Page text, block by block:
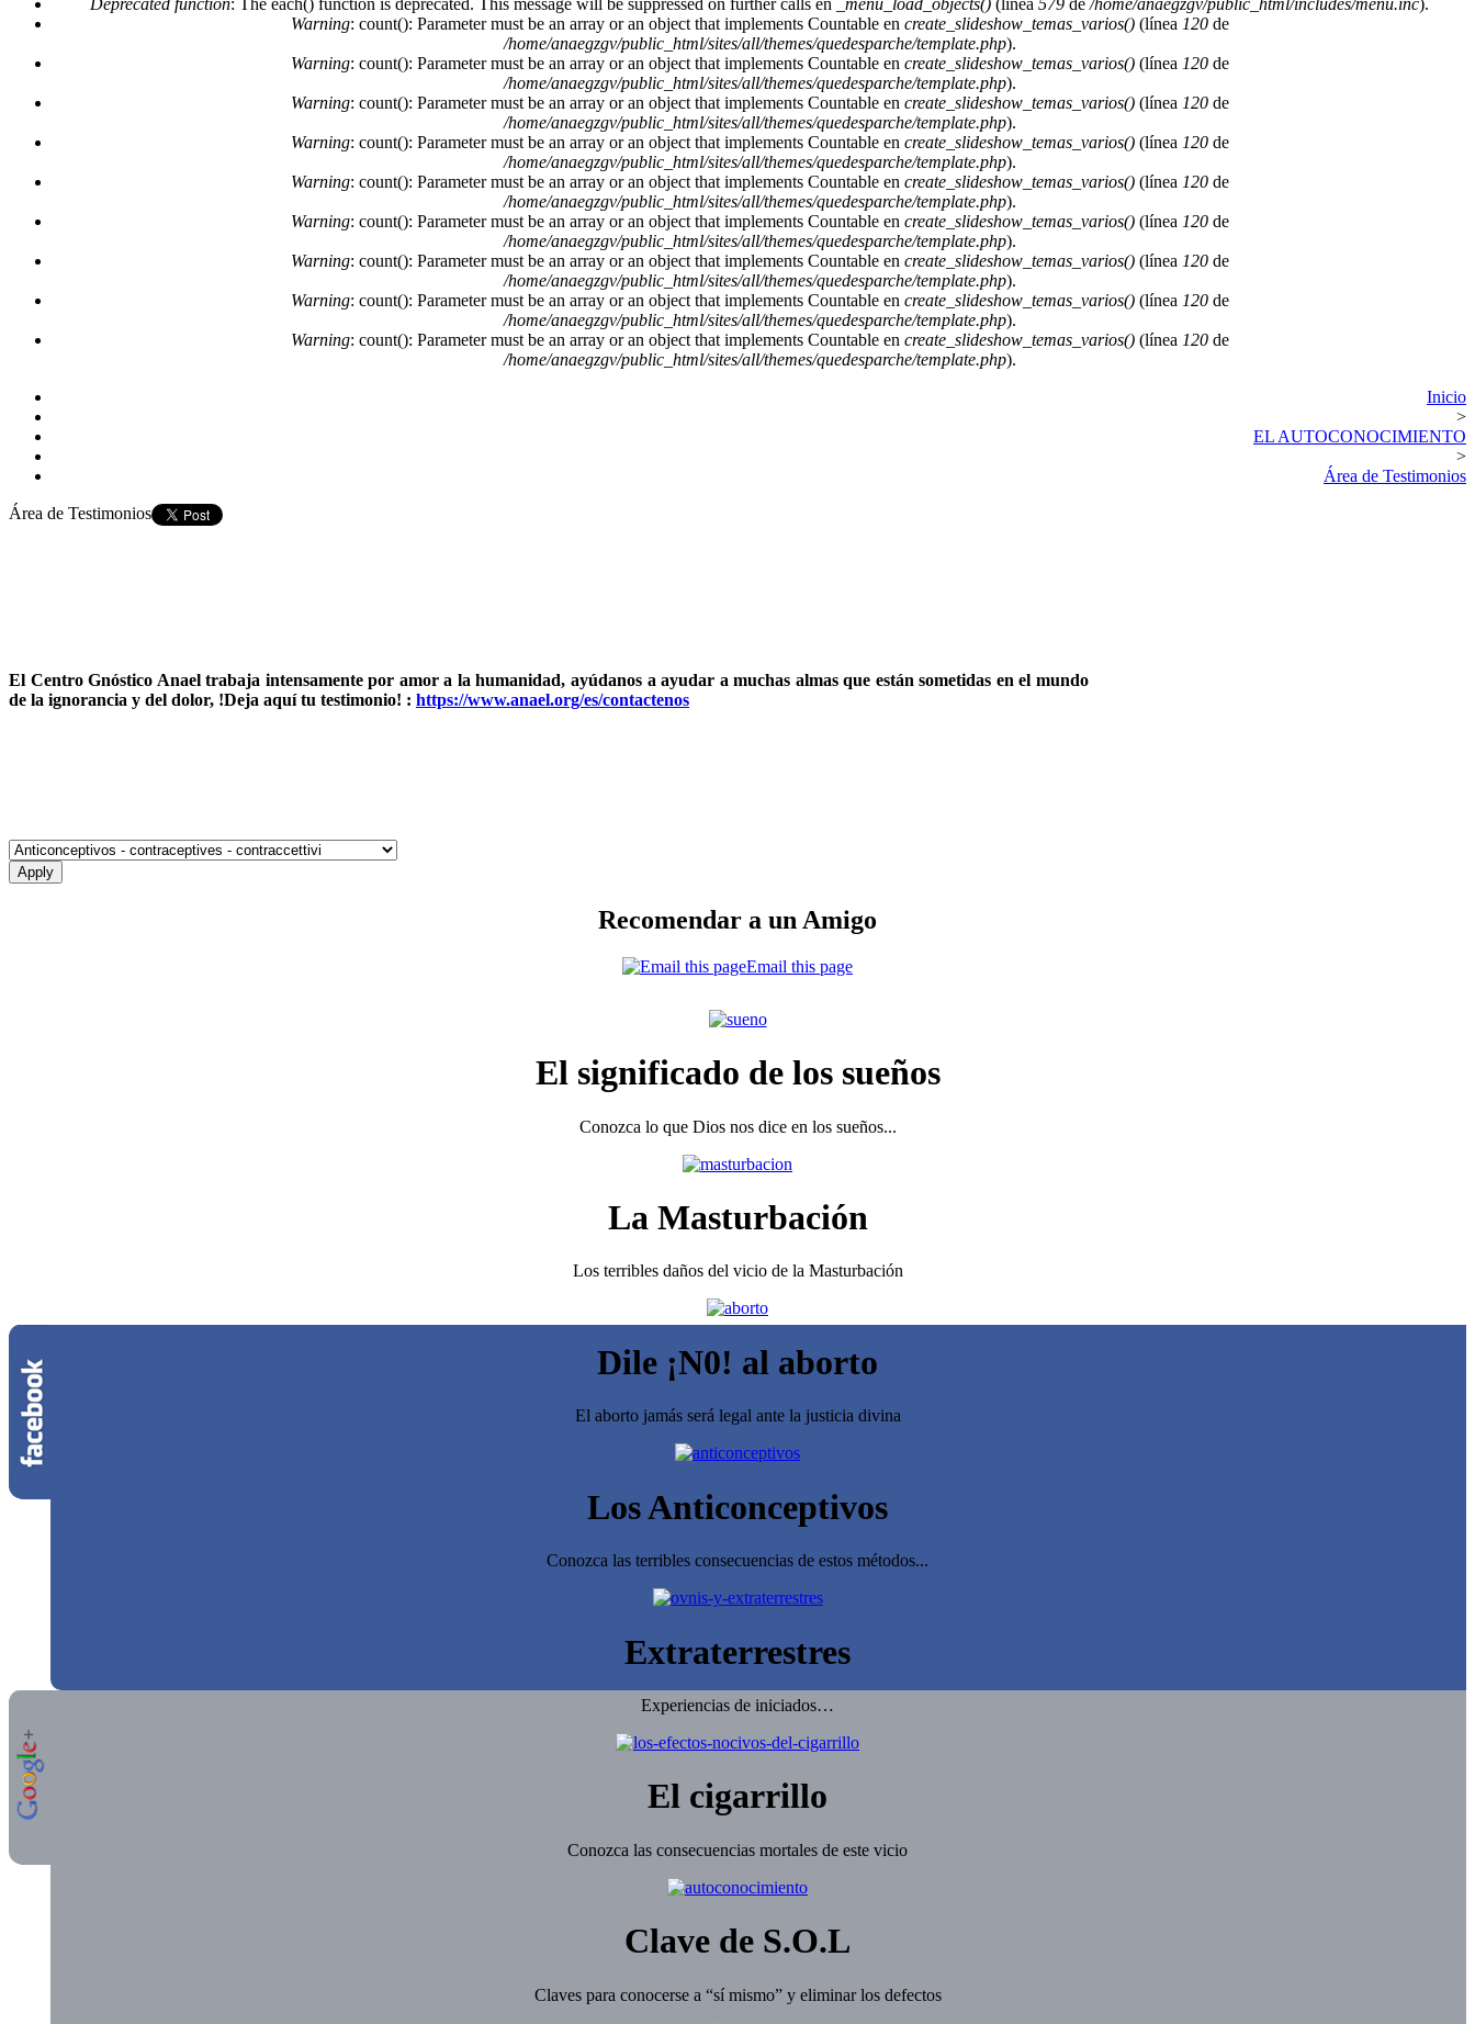
Warning: count(): Parameter must be an array or an object that implements Countable en create_slideshow_temas_varios()(línea 120de
/home/anaegzgv/public_html/sites/all/themes/quedesparche/template.php).
Warning: count(): Parameter must be an array or an object that implements Countable en create_slideshow_temas_varios()(línea 120de
/home/anaegzgv/public_html/sites/all/themes/quedesparche/template.php).
Warning: count(): Parameter must be an array or an object that implements Countable en create_slideshow_temas_varios()(línea 120de
/home/anaegzgv/public_html/sites/all/themes/quedesparche/template.php).
Warning: count(): Parameter must be an array or an object that implements Countable en create_slideshow_temas_varios()(línea 120de
/home/anaegzgv/public_html/sites/all/themes/quedesparche/template.php).
Warning: count(): Parameter must be an array or an object that implements Countable en create_slideshow_temas_varios()(línea 120de
/home/anaegzgv/public_html/sites/all/themes/quedesparche/template.php).
Warning: count(): Parameter must be an array or an object that implements Countable en create_slideshow_temas_varios()(línea 120de
/home/anaegzgv/public_html/sites/all/themes/quedesparche/template.php).
Warning: count(): Parameter must be an array or an object that implements Countable en create_slideshow_temas_varios()(línea 120de
/home/anaegzgv/public_html/sites/all/themes/quedesparche/template.php).
Warning: count(): Parameter must be an array or an object that implements Countable en create_slideshow_temas_varios()(línea 120de
/home/anaegzgv/public_html/sites/all/themes/quedesparche/template.php).
Warning: count(): Parameter must be an array or an object that implements Countable en create_slideshow_temas_varios()(línea 120de
/home/anaegzgv/public_html/sites/all/themes/quedesparche/template.php).
Inicio
>
EL AUTOCONOCIMIENTO
>
Área de Testimonios
Área de Testimonios
El Centro Gnóstico Anael trabaja intensamente por amor a la humanidad, ayúdanos a ayudar a muchas almas que están sometidas en el mundo
de la ignorancia y del dolor, !Deja aquí tu testimonio! : https://www.anael.org/es/contactenos
Recomendar a un Amigo
Email this page
El significado de los sueños
Conozca lo que Dios nos dice en los sueños...
La Masturbación
Los terribles daños del vicio de la Masturbación
Dile ¡N0! al aborto
El aborto jamás será legal ante la justicia divina
Los Anticonceptivos
Conozca las terribles consecuencias de estos métodos...
Extraterrestres
Experiencias de iniciados…
El cigarrillo
Conozca las consecuencias mortales de este vicio
Clave de S.O.L
Claves para conocerse a “sí mismo” y eliminar los defectos